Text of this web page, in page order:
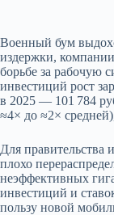
Военный бум
издержки,
борьбе за рабочую
инвестиций рост
в 2025 — 101 784
≈4× до ≈2×
Для правительства
плохо
неэффективных
инвестиций и
пользу новой